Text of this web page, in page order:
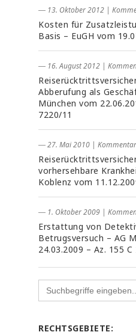
― 13. Oktober 2012 |
Kosten für
Basis – EuGH vom
― 16. August 2012 |
Abberufung als
München vom
7220/11
― 27. Mai 2010 |
vorhersehbare
Koblenz vom
― 1. Oktober 2009 |
Erstattung von
Betrugsversuch – AG
24.03.2009 – Az. 155 C
Search
for:
RECHTSGEBIETE: